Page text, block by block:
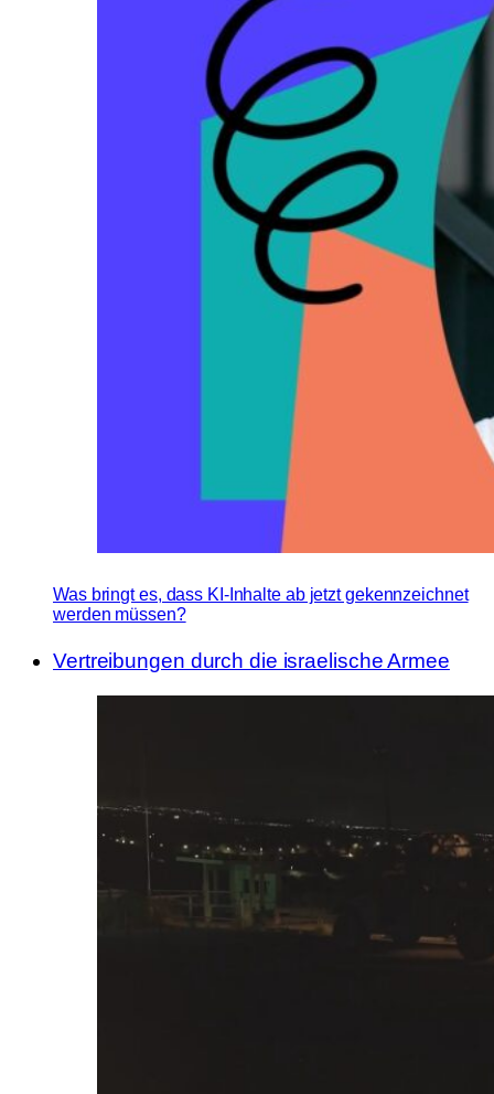
Was bringt es, dass KI-Inhalte ab jetzt gekennzeichnet
werden müssen?
Vertreibungen durch die israelische Armee